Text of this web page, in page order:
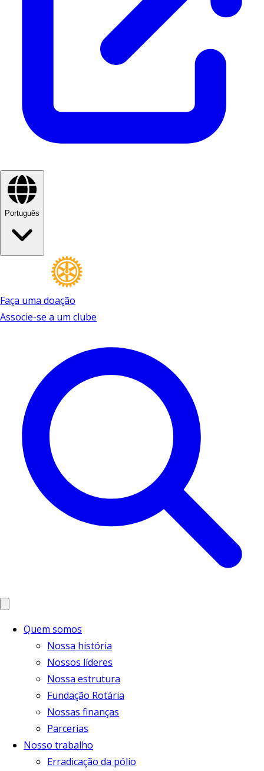
Português
Faça uma doação
Associe-se a um clube
Quem somos
Nossa história
Nossos líderes
Nossa estrutura
Fundação Rotária
Nossas finanças
Parcerias
Nosso trabalho
Erradicação da pólio